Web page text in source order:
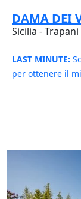
DAMA DEI
Sicilia - Trapani
LAST MINUTE:
per ottenere il